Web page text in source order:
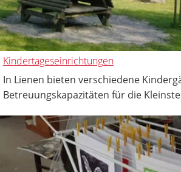
Kindertageseinrichtungen
In Lienen bieten verschiedene
Betreuungskapazitäten für die